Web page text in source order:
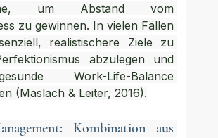
um Abstand vom
zu gewinnen. In vielen Fällen
realistischere Ziele zu
abzulegen und
Work-Life-Balance
(Maslach & Leiter, 2016).
Kombination aus